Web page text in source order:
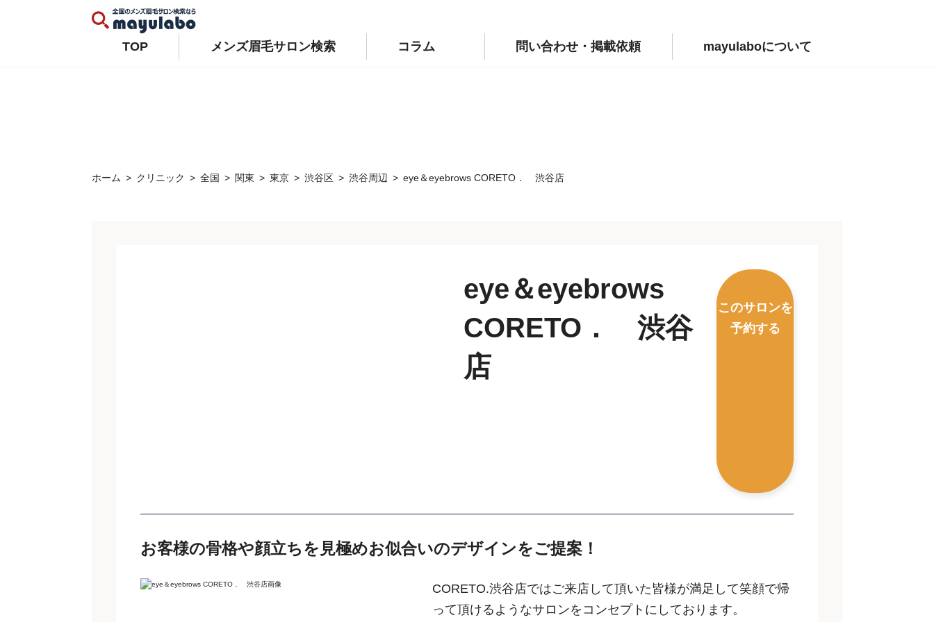
: Constant WP_AUTO_UPDATE_CORE already defined in
: Constant AUTOMATIC_UPDATER_DISABLED already defined in/home/xs679489/mayulabo.jp/public_html/wp-config.php
TOP メンズ眉毛サロン検索 コラム 問い合わせ・掲載依頼 mayulaboについて
ホーム クリニック 全国 関東 東京 渋谷区 渋谷周辺 eye＆eyebrows CORETO． 渋谷店
eye＆eyebrows
CORETO． 渋谷
店
このサロンを
予約する
お客様の骨格や顔立ちを見極めお似合いのデザインをご提案！
CORETO.渋谷店ではご来店して頂いた皆様が満足して笑顔で帰
って頂けるようなサロンをコンセプトにしております。